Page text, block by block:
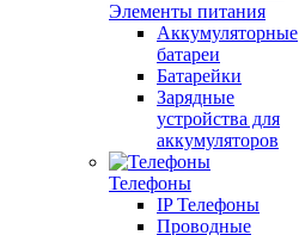
Элементы питания
Аккумуляторные
батареи
Батарейки
Зарядные
устройства для
аккумуляторов
Телефоны
IP Телефоны
Проводные